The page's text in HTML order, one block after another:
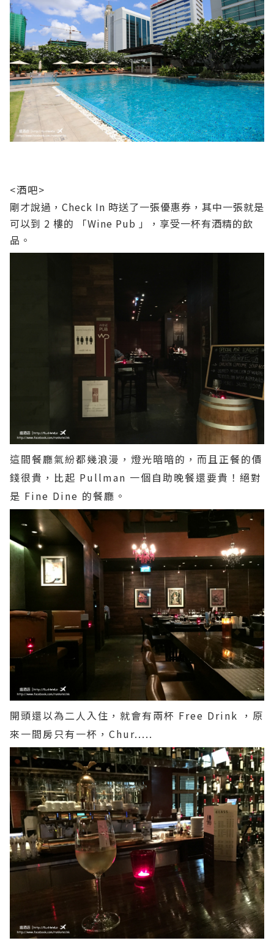
<酒吧>
剛才說過，Check In 時送了一張優惠券，其中一張就是
可以到 2 樓的 「Wine Pub 」，享受一杯有酒精的飲
品。
這間餐廳氣紛都幾浪漫，燈光暗暗的，而且正餐的價
錢很貴，比起 Pullman 一個自助晚餐還要貴！絕對
是 Fine Dine 的餐廳。
開頭還以為二人入住，就會有兩杯 Free Drink ，原
來一間房只有一杯，Chur.....